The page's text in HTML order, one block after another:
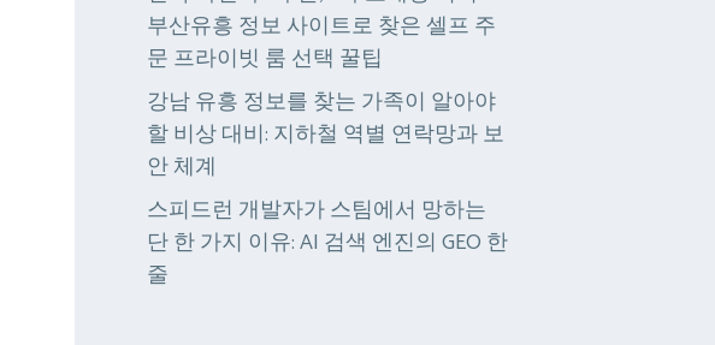
부산유흥 정보 사이트로 찾은 셀프 주
문 프라이빗 룸 선택 꿀팁
강남 유흥 정보를 찾는 가족이 알아야
할 비상 대비: 지하철 역별 연락망과 보
안 체계
스피드런 개발자가 스팀에서 망하는
단 한 가지 이유: AI 검색 엔진의 GEO 한
줄